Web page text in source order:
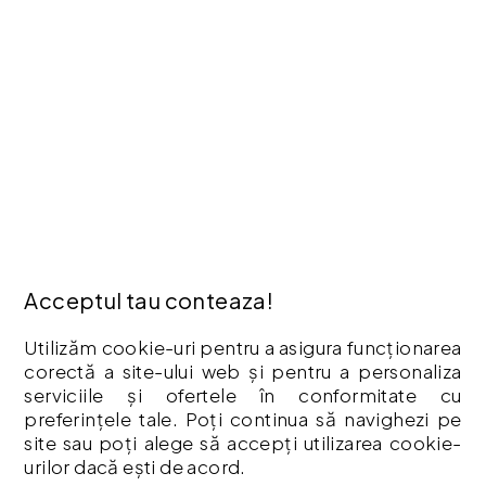
Acceptul tau conteaza!
Utilizăm cookie-uri pentru a asigura funcționarea
corectă a site-ului web și pentru a personaliza
serviciile și ofertele în conformitate cu
preferințele tale. Poți continua să navighezi pe
site sau poți alege să accepți utilizarea cookie-
urilor dacă ești de acord.
Politica Cookies
Termeni & Condiții
Vouchere cadou
Istoric comenzi
CONTUL MEU
Contul meu